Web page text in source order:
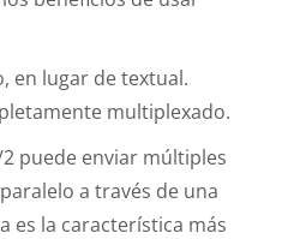
en lugar de textual.
multiplexado.
puede enviar múltiples
a través de una
es la característica más